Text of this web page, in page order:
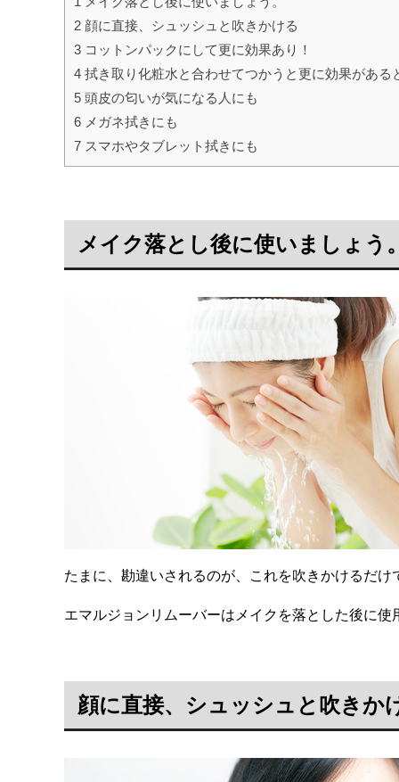
2 顔に直接、シュッシュと吹きかける
3 コットンパックにして更に効果あり！
4 拭き取り化粧水と合わせてつかうと更に効果がある
5 頭皮の匂いが気になる人にも
6 メガネ拭きにも
7 スマホやタブレット拭きにも
メイク落とし後に使いましょう。
たまに、勘違いされるのが、これを吹きかけるだけ
エマルジョンリムーバーはメイクを落とした後に使
顔に直接、シュッシュと吹きか